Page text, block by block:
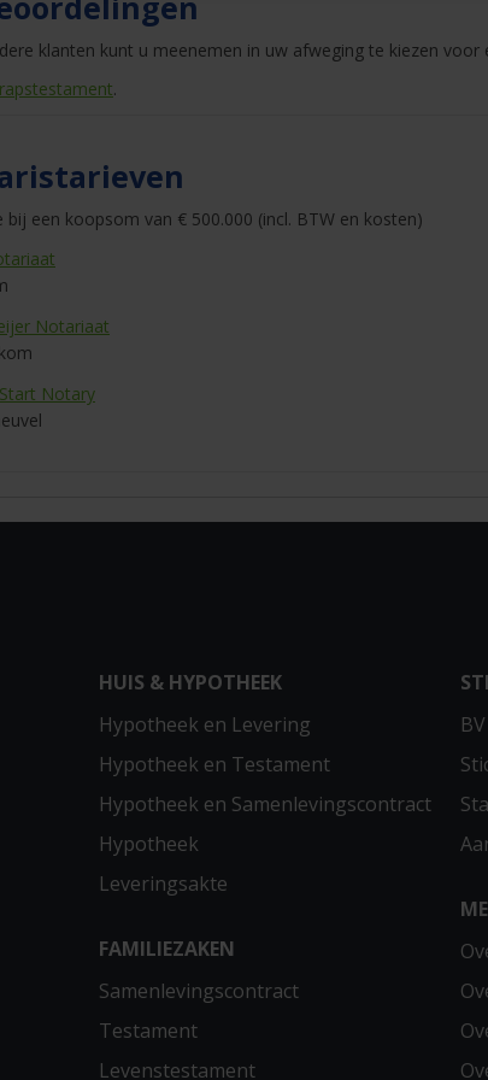
klanten kunt u meenemen in uw afweging te kiezen voor
.
bij een koopsom van € 500.000 (incl. BTW en kosten)
Notariaat
Notary
HUIS & HYPOTHEEK
Hypotheek en Levering
Hypotheek en Testament
Hypotheek en Samenlevingscontract
Hypotheek
Leveringsakte
FAMILIEZAKEN
Samenlevingscontract
Testament
Levenstestament